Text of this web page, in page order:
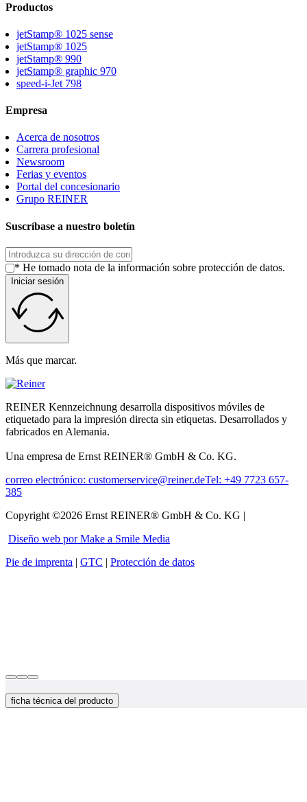
Productos
jetStamp® 1025 sense
jetStamp® 1025
jetStamp® 990
jetStamp® graphic 970
speed-i-Jet 798
Empresa
Acerca de nosotros
Carrera profesional
Newsroom
Ferias y eventos
Portal del concesionario
Grupo REINER
Suscríbase a nuestro boletín
* He tomado nota de la información sobre protección de datos.
Iniciar sesión
Más que marcar.
REINER Kennzeichnung desarrolla dispositivos móviles de
etiquetado para la impresión directa sin etiquetas. Desarrollados y
fabricados en Alemania.
Una empresa de Ernst REINER® GmbH & Co. KG.
correo electrónico: customerservice@reiner.deTel: +49 7723 657-
385
Copyright ©2026 Ernst REINER® GmbH & Co. KG |
Diseño web por Make a Smile Media
Pie de imprenta | GTC | Protección de datos
ficha técnica del producto